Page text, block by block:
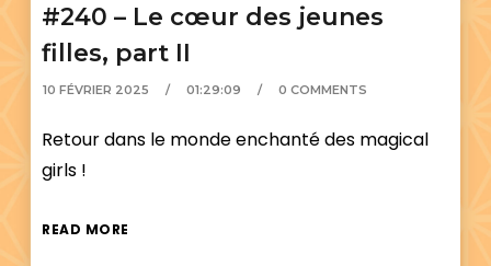
#240 – Le cœur des jeunes
filles, part II
10 FÉVRIER 2025 01:29:09 0 COMMENTS
Retour dans le monde enchanté des magical
girls !
READ MORE